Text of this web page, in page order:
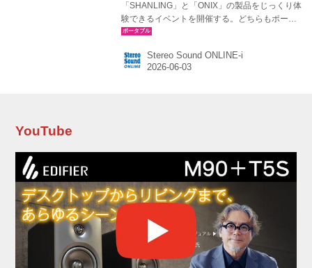
「SHANLING」と「ONIX」の製品をじっくり体
験できるイベントを開催する。どちらもポータ
ブルやネットワークオーディオの分野で注目を
験する価値は充分あるはず。 まず6月13日
（土）には、大阪のシマムセンにて
いただきたい。 シマムセン試聴会「SHANLING
Stereo Sound ONLINE-i
YouTube